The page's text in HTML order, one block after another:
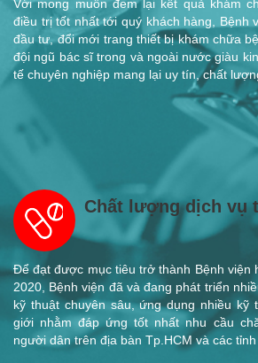
Với mong muốn đem lại kết quả khám
điều trị tốt nhất tới quý khách hàng, Bệnh
đầu tư, đổi mới trang thiết bị khám chữa
đội ngũ bác sĩ trong và ngoài nước giàu
tế chuyên nghiệp mang lại uy tín, chất
Chất lượng dịch vụ
Để đạt được mục tiêu trở thành Bệnh viện
2020, Bệnh viện đã và đang phát triển
kỹ thuật chuyên sâu, ứng dụng nhiều kỹ
giới nhằm đáp ứng tốt nhất nhu cầu